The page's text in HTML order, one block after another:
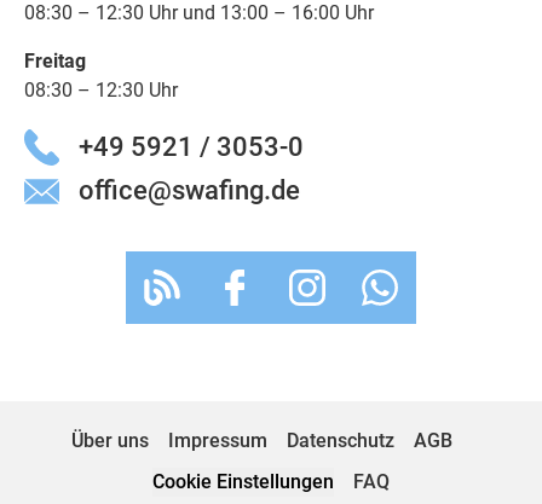
08:30 – 12:30 Uhr und 13:00 – 16:00 Uhr
Freitag
08:30 – 12:30 Uhr
+49 5921 / 3053-0
office@swafing.de
Über uns Impressum Datenschutz
AGB
Cookie Einstellungen
FAQ